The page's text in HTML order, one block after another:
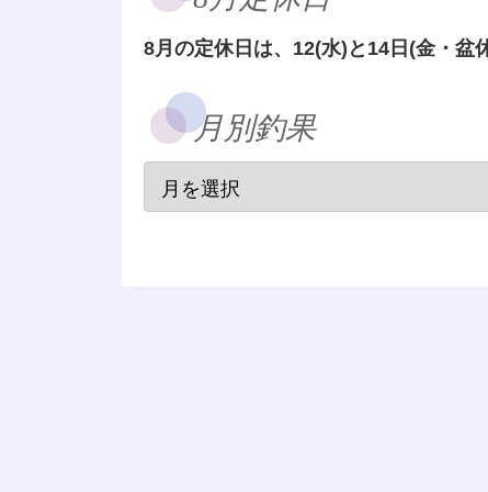
8月の定休日は、12(水)と14日(金・盆
月別釣果